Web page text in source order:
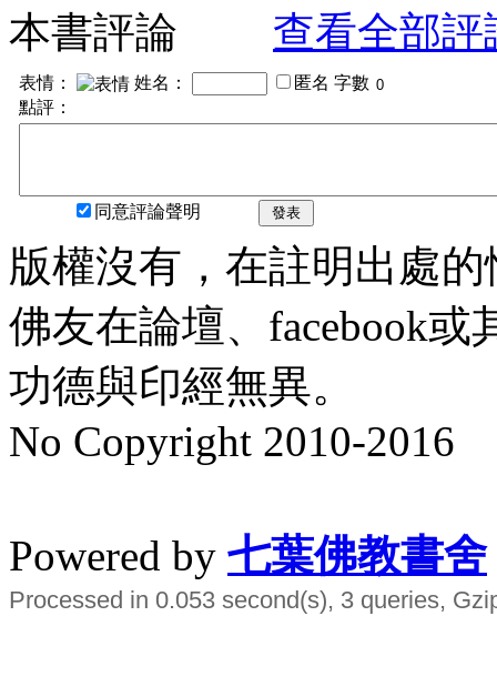
本書評論
查看全部評
表情： 姓名： 匿名 字數
點評：
同意評論聲明 發表
版權沒有，在註明出處
佛友在論壇、facebook
功德與印經無異。
No Copyright 2010-2016
Powered by 七葉佛教書舍
Processed in 0.053 second(s), 3 queries,